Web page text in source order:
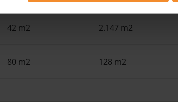
42 m2 2.147 m2
80 m2 128 m2